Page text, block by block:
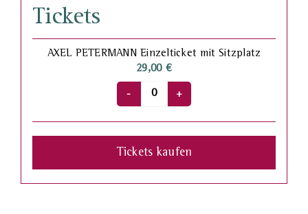
Tickets
AXEL PETERMANN Einzelticket mit Sitzplatz
29,00 €
Anzahl
Tickets kaufen